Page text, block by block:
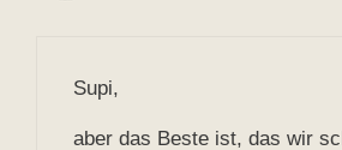
Supi,
aber das Beste ist, das wir